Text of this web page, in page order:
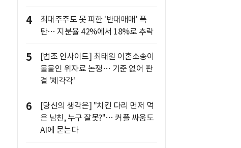
4
최대주주도 못 피한 '반대매매' 폭
탄… 지분율 42%에서 18%로 추락
5
[법조 인사이드] 최태원 이혼소송이
불붙인 위자료 논쟁… 기준 없어 판
결 '제각각'
6
[당신의 생각은] "치킨 다리 먼저 먹
은 남친, 누구 잘못?"… 커플 싸움도
AI에 묻는다